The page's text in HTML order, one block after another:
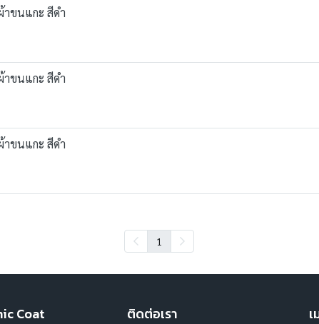
าขนแกะ สีดำ
าขนแกะ สีดำ
าขนแกะ สีดำ
1
Coat
ติดต่อเรา